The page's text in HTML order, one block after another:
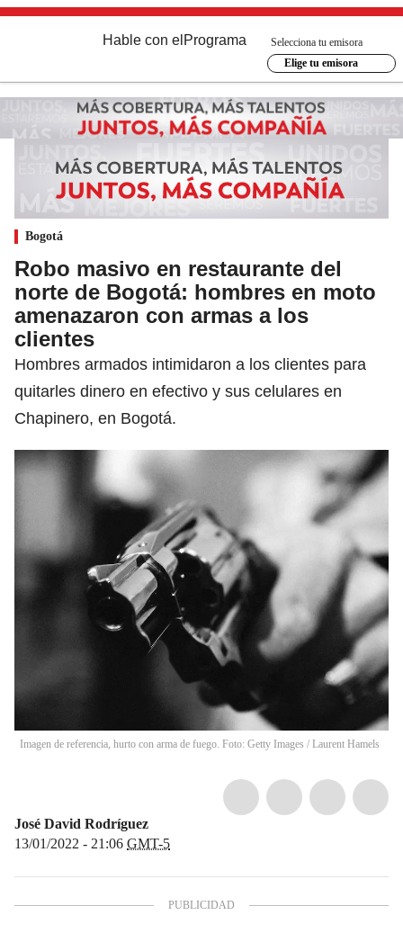
Hable con el Programa
Selecciona tu emisora
Elige tu emisora
Bogotá
Robo masivo en restaurante del
norte de Bogotá: hombres en moto
amenazaron con armas a los
clientes
Hombres armados intimidaron a los clientes para
quitarles dinero en efectivo y sus celulares en
Chapinero, en Bogotá.
Imagen de referencia, hurto con arma de fuego. Foto: Getty Images / Laurent Hamels
José David Rodríguez
13/01/2022 - 21:06 GMT-5